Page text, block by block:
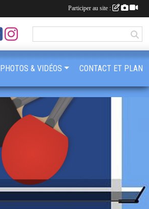
PHOTOS & VIDÉOS CONTACT ET PLAN
Participer au site :